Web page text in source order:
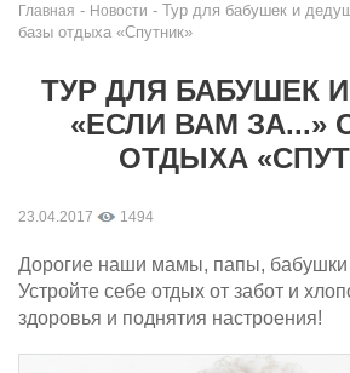
Главная - Новости - Тур для бабушек и
базы отдыха «Спутник»
ТУР ДЛЯ БАБУШЕК
«ЕСЛИ ВАМ ЗА...»
ОТДЫХА
23.04.2017 1494
Дорогие наши мамы, папы, бабушки
Устройте себе отдых от забот и
здоровья и поднятия настроения!